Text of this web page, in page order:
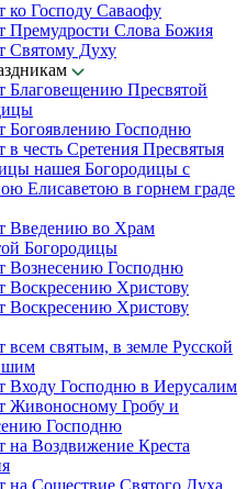
ко Господу Саваофу
Премудрости Слова Божия
Святому Духу
Благовещению Пресвятой
Богоявлению Господню
в честь Сретения Пресвятыя
нашея Богородицы с
Елисаветою в горнем граде
Введению во Храм
Богородицы
Вознесению Господню
Воскресению Христову
Воскресению Христову
всем святым, в земле Русской
Входу Господню в Иерусалим
Живоносному Гробу и
Господню
на Воздвижение Креста
на Сошествие Святого Духа